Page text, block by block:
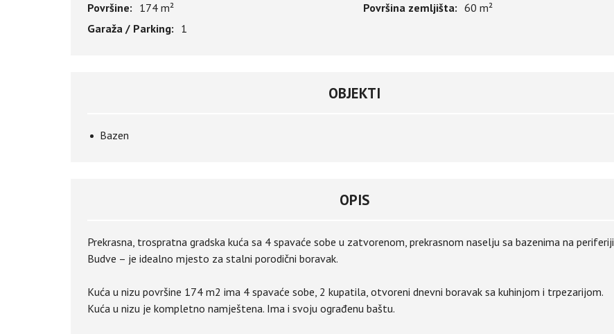
Površine: 174 m² Površina zemljišta: 60 m²
Garaža / Parking: 1
OBJEKTI
Bazen
OPIS
Prekrasna, trospratna gradska kuća sa 4 spavaće sobe u zatvorenom, prekrasnom naselju sa bazenima na periferiji
Budve – je idealno mjesto za stalni porodični boravak.
Kuća u nizu površine 174 m2 ima 4 spavaće sobe, 2 kupatila, otvoreni dnevni boravak sa kuhinjom i trpezarijom.
Kuća u nizu je kompletno namještena. Ima i svoju ograđenu baštu.